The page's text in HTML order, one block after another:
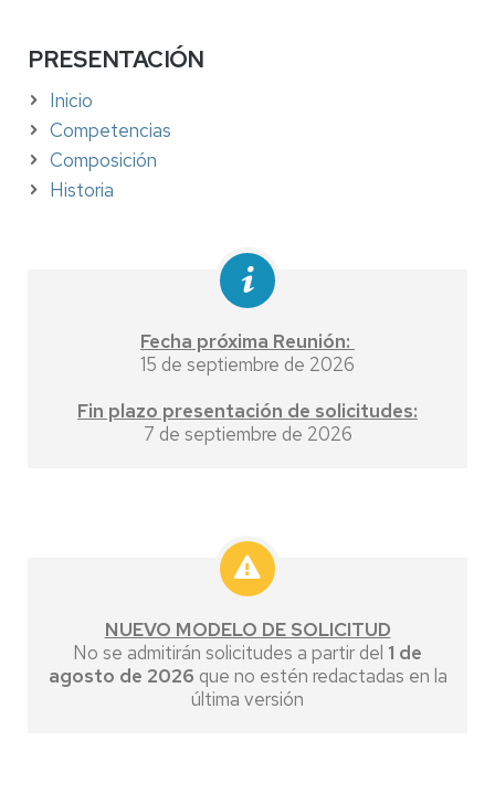
PRESENTACIÓN
Inicio
Competencias
Composición
Historia
Fecha próxima Reunión:
15 de septiembre de 2026
Fin plazo presentación de solicitudes:
7 de septiembre de 2026
NUEVO MODELO DE SOLICITUD
No se admitirán solicitudes a partir del 1 de
agosto de 2026 que no estén redactadas en la
última versión